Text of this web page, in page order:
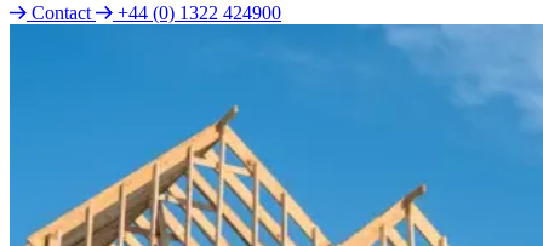
Contact
+44 (0) 1322 424900